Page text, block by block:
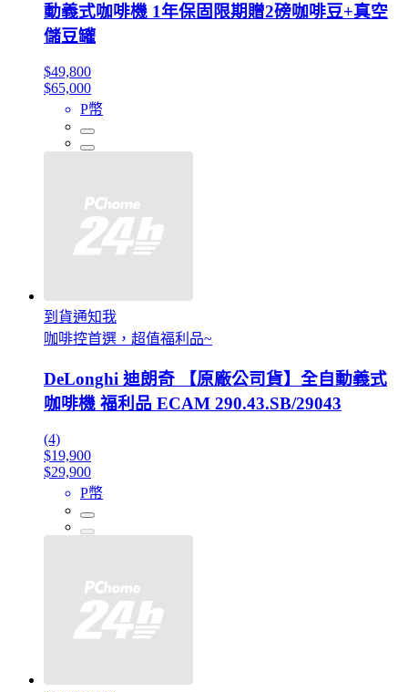
動義式咖啡機 1年保固限期贈2磅咖啡豆+真空
儲豆罐
$49,800
$65,000
P幣
到貨通知我
咖啡控首選，超值福利品~
DeLonghi 迪朗奇 【原廠公司貨】全自動義式
咖啡機 福利品 ECAM 290.43.SB/29043
(4)
$19,900
$29,900
P幣